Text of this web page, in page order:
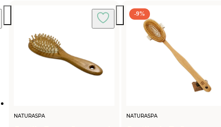
NATURASPA
-9%
NATURASPA